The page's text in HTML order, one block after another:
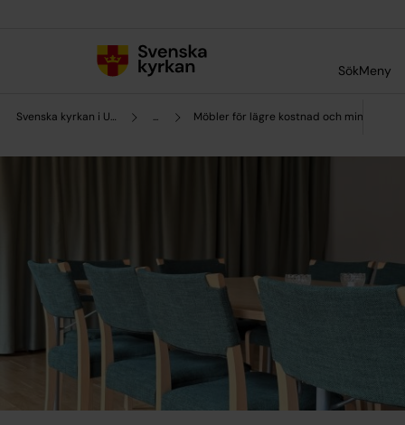
SökMeny
Svenska kyrkan i Uddevalla ... Möbler för lägre kostnad och mindre